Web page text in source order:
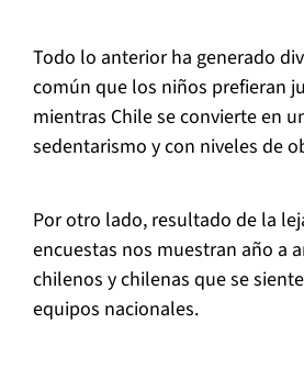
Todo lo anterior ha generado
común que los niños prefieran
mientras Chile se convierte en
sedentarismo y con niveles de
Por otro lado, resultado de la
encuestas nos muestran año a
chilenos y chilenas que se
equipos nacionales.